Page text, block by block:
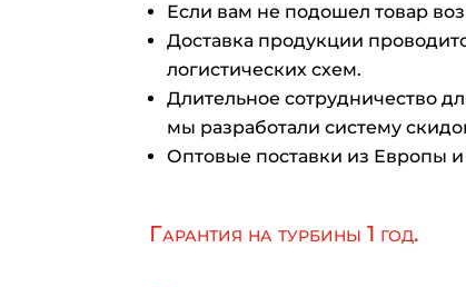
Если вам не подошел товар
Доставка продукции
логистических схем.
Длительное сотрудничество
мы разработали систему
Оптовые поставки из Европы и
Гарантия на турбины 1 год.